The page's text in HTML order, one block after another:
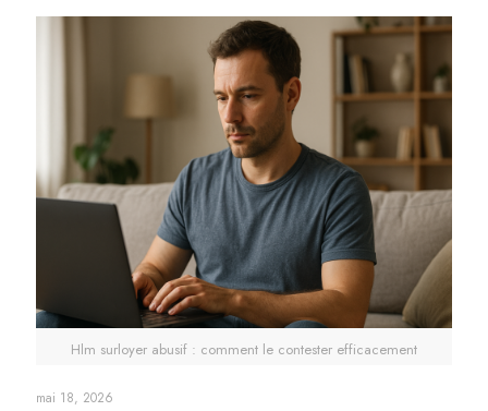
Hlm surloyer abusif : comment le contester efficacement
mai 18, 2026